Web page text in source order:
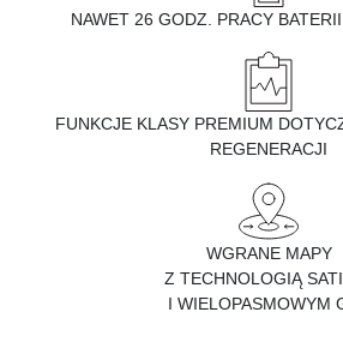
NAWET 26 GODZ. PRACY
FUNKCJE KLASY PREMIUM
REGENERACJI
WGRANE MAPY
Z TECHNOLOGIĄ
I WIELOPASMOWYM